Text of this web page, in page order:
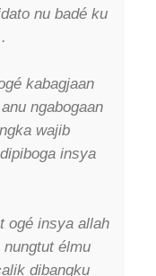
nu badé ku
kabagjaan
ngabogaan
wajib
insya
ogé insya allah
élmu
dibangku